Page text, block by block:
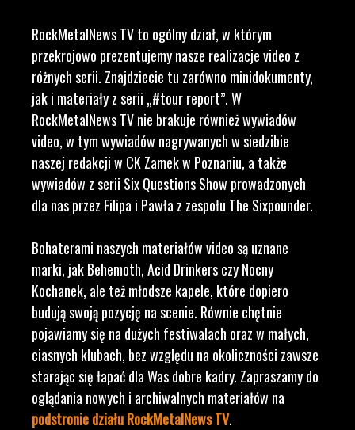
RockMetalNews TV to ogólny dział, w którym
przekrojowo prezentujemy nasze realizacje video z
różnych serii. Znajdziecie tu zarówno minidokumenty,
jak i materiały z serii „#tour report”. W
RockMetalNews TV nie brakuje również wywiadów
video, w tym wywiadów nagrywanych w siedzibie
naszej redakcji w CK Zamek w Poznaniu, a także
wywiadów z serii Six Questions Show prowadzonych
dla nas przez Filipa i Pawła z zespołu The Sixpounder.
Bohaterami naszych materiałów video są uznane
marki, jak Behemoth, Acid Drinkers czy Nocny
Kochanek, ale też młodsze kapele, które dopiero
budują swoją pozycję na scenie. Równie chętnie
pojawiamy się na dużych festiwalach oraz w małych,
ciasnych klubach, bez względu na okoliczności zawsze
starając się łapać dla Was dobre kadry. Zapraszamy do
oglądania nowych i archiwalnych materiałów na
podstronie działu RockMetalNews TV.